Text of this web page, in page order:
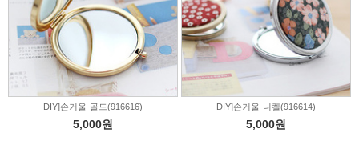
DIY]손거울-골드(916616)
5,000원
DIY]손거울-니켈(916614)
5,000원